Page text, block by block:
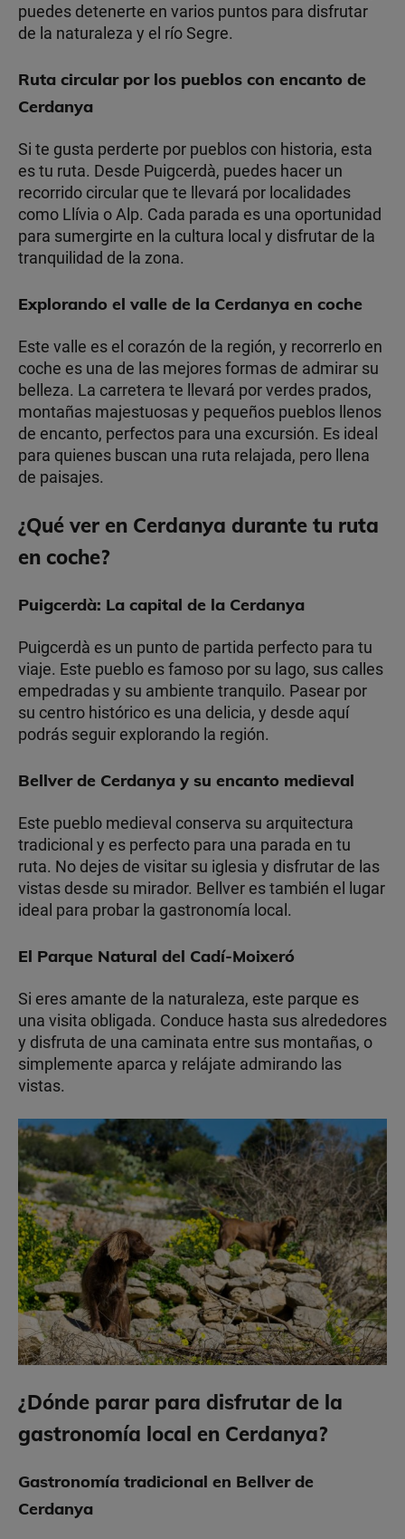
puedes detenerte en varios puntos para disfrutar
de la naturaleza y el río Segre.
Ruta circular por los pueblos con encanto de
Cerdanya
Si te gusta perderte por pueblos con historia, esta
es tu ruta. Desde Puigcerdà, puedes hacer un
recorrido circular que te llevará por localidades
como Llívia o Alp. Cada parada es una oportunidad
para sumergirte en la cultura local y disfrutar de la
tranquilidad de la zona.
Explorando el valle de la Cerdanya en coche
Este valle es el corazón de la región, y recorrerlo en
coche es una de las mejores formas de admirar su
belleza. La carretera te llevará por verdes prados,
montañas majestuosas y pequeños pueblos llenos
de encanto, perfectos para una excursión. Es ideal
para quienes buscan una ruta relajada, pero llena
de paisajes.
¿Qué ver en Cerdanya durante tu ruta
en coche?
Puigcerdà: La capital de la Cerdanya
Puigcerdà es un punto de partida perfecto para tu
viaje. Este pueblo es famoso por su lago, sus calles
empedradas y su ambiente tranquilo. Pasear por
su centro histórico es una delicia, y desde aquí
podrás seguir explorando la región.
Bellver de Cerdanya y su encanto medieval
Este pueblo medieval conserva su arquitectura
tradicional y es perfecto para una parada en tu
ruta. No dejes de visitar su iglesia y disfrutar de las
vistas desde su mirador. Bellver es también el lugar
ideal para probar la gastronomía local.
El Parque Natural del Cadí-Moixeró
Si eres amante de la naturaleza, este parque es
una visita obligada. Conduce hasta sus alrededores
y disfruta de una caminata entre sus montañas, o
simplemente aparca y relájate admirando las
vistas.
¿Dónde parar para disfrutar de la
gastronomía local en Cerdanya?
Gastronomía tradicional en Bellver de
Cerdanya